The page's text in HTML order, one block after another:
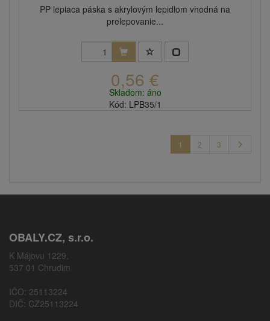
PP lepiaca páska s akrylovým lepidlom vhodná na
prelepovanie...
0,56 €
Skladom: áno
Kód: LPB35/1
1 2 3
OBALY.CZ, s.r.o.
K Májovu 1229,
537 01 Chrudim
IČO: 25113224
DIČ: CZ25113224